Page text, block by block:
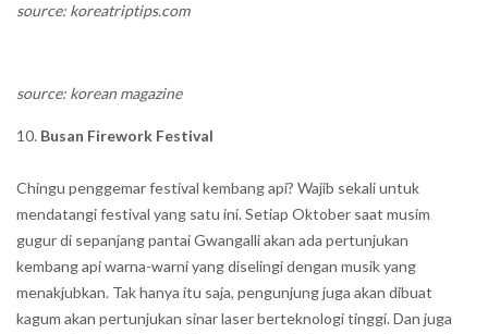
source: koreatriptips.com
source: korean magazine
Busan Firework Festival
Chingu penggemar festival kembang api? Wajib sekali untuk
mendatangi festival yang satu ini. Setiap Oktober saat musim
gugur di sepanjang pantai Gwangalli akan ada pertunjukan
kembang api warna-warni yang diselingi dengan musik yang
menakjubkan. Tak hanya itu saja, pengunjung juga akan dibuat
kagum akan pertunjukan sinar laser berteknologi tinggi. Dan juga